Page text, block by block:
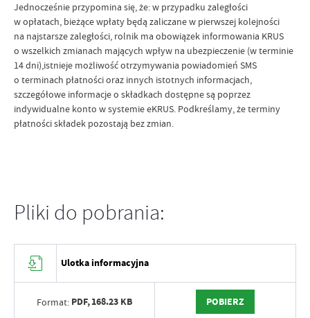
Jednocześnie przypomina się, że: w przypadku zaległości
w opłatach, bieżące wpłaty będą zaliczane w pierwszej kolejności
na najstarsze zaległości, rolnik ma obowiązek informowania KRUS
o wszelkich zmianach mających wpływ na ubezpieczenie (w terminie
14 dni),istnieje możliwość otrzymywania powiadomień SMS
o terminach płatności oraz innych istotnych informacjach,
szczegółowe informacje o składkach dostępne są poprzez
indywidualne konto w systemie eKRUS. Podkreślamy, że terminy
płatności składek pozostają bez zmian.
Pliki do pobrania:
Ulotka informacyjna
Format: PDF,168.23 KB POBIERZ